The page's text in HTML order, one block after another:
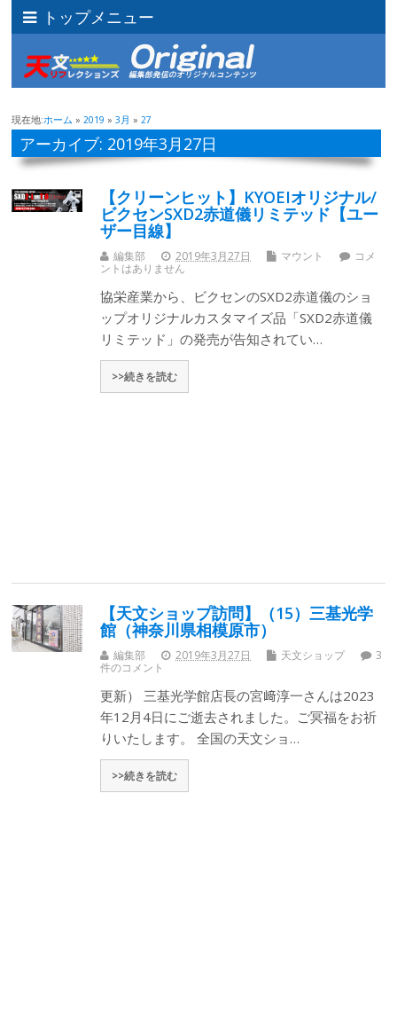
トップメニュー
現在地:ホーム »2019 »3月 »27
アーカイブ: 2019年3月27日
【クリーンヒット】KYOEIオリジナル/
ビクセンSXD2赤道儀リミテッド【ユー
ザー目線】
編集部 2019年3月27日 マウント
コメ
ントはありません
協栄産業から、ビクセンのSXD2赤道儀のショ
ップオリジナルカスタマイズ品「SXD2赤道儀
リミテッド」の発売が告知されてい…
>>続きを読む
【天文ショップ訪問】（15）三基光学
館（神奈川県相模原市）
編集部 2019年3月27日 天文ショップ
3
件のコメント
更新） 三基光学館店長の宮﨑淳一さんは2023
年12月4日にご逝去されました。ご冥福をお祈
りいたします。 全国の天文ショ…
>>続きを読む